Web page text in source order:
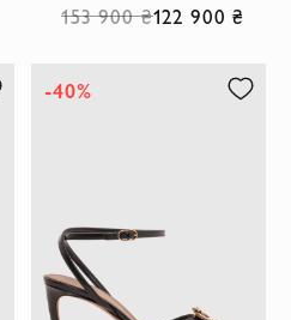
153 900 ₴122 900 ₴
-40%